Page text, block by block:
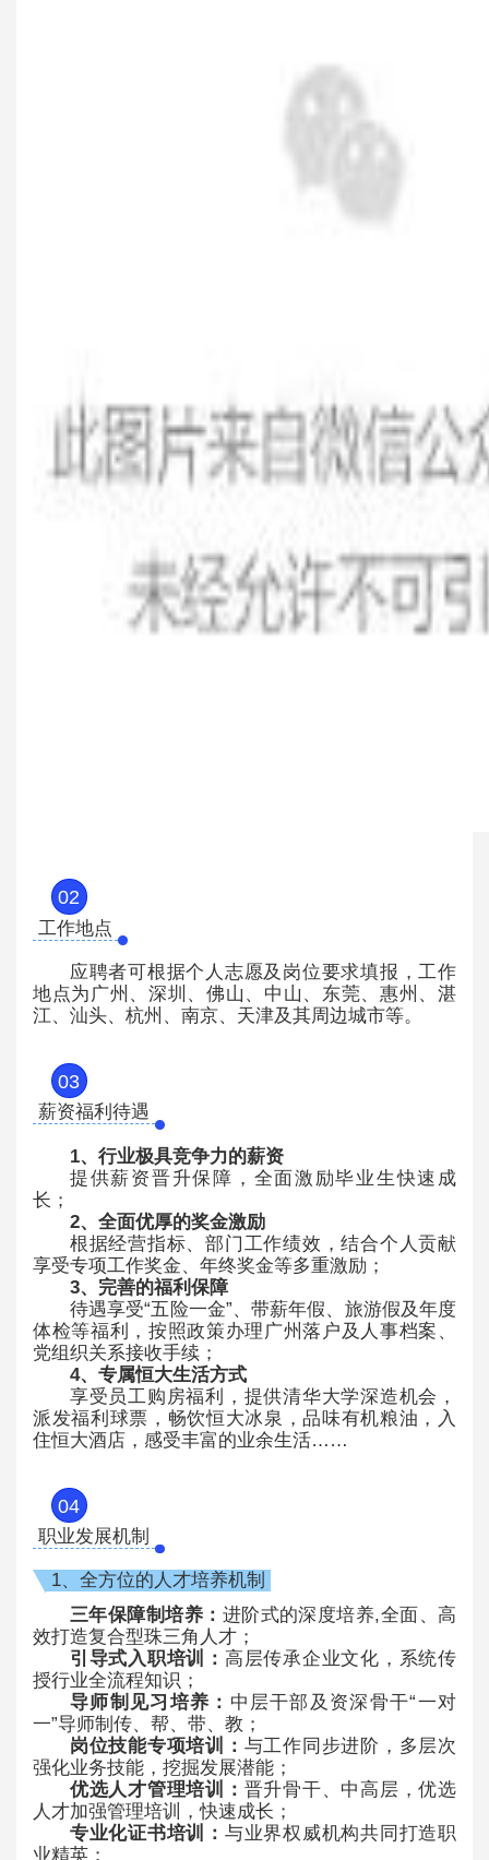
02
工作地点
应聘者可根据个人志愿及岗位要求填报，工作
地点为广州、深圳、佛山、中山、东莞、惠州、湛
江、汕头、杭州、南京、天津及其周边城市等。
03
薪资福利待遇
1、行业极具竞争力的薪资
提供薪资晋升保障，全面激励毕业生快速成
长；
2、全面优厚的奖金激励
根据经营指标、部门工作绩效，结合个人贡献
享受专项工作奖金、年终奖金等多重激励；
3、完善的福利保障
待遇享受“五险一金”、带薪年假、旅游假及年度
体检等福利，按照政策办理广州落户及人事档案、
党组织关系接收手续；
4、专属恒大生活方式
享受员工购房福利，提供清华大学深造机会，
派发福利球票，畅饮恒大冰泉，品味有机粮油，入
住恒大酒店，感受丰富的业余生活……
04
职业发展机制
1、全方位的人才培养机制
三年保障制培养： 进阶式的深度培养,全面、高
效打造复合型珠三角人才；
引导式入职培训： 高层传承企业文化，系统传
授行业全流程知识；
导师制见习培养： 中层干部及资深骨干“一对
一”导师制传、帮、带、教；
岗位技能专项培训： 与工作同步进阶，多层次
强化业务技能，挖掘发展潜能；
优选人才管理培训： 晋升骨干、中高层，优选
人才加强管理培训，快速成长；
专业化证书培训： 与业界权威机构共同打造职
业精英；